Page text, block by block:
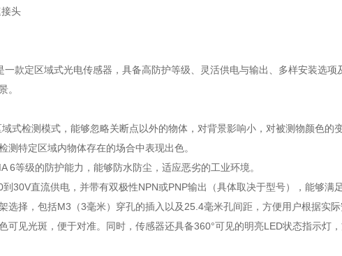
头
款定区域式光电传感器，具备高防护等级、灵活供电与输出、多样安装选项
。
式检测模式，能够忽略关断点以外的物体，对背景影响小，对被测物颜色的
特定区域内物体存在的场合中表现出色。
6等级的防护能力，能够防水防尘，适应恶劣的工业环境。
30V直流供电，并带有双极性NPN或PNP输出（具体取决于型号），能够满
选择，包括M3（3毫米）穿孔的插入以及25.4毫米孔间距，方便用户根据实际
可见光斑，便于对准。同时，传感器还具备360°可见的明亮LED状态指示灯